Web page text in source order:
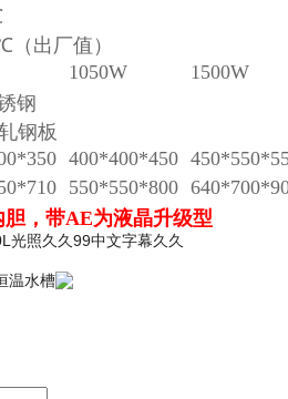
（出厂值）
1050W
1500W
钢
钢板
400*400*450
550*550*800
，带AE为液晶升级型
光照久久99中文字幕久久
温水槽